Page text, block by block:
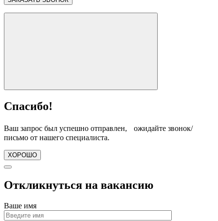
Спасибо!
Ваш запрос был успешно отправлен, ожидайте звонок/
письмо от нашего специалиста.
ХОРОШО
Откликнуться на вакансию
Ваше имя